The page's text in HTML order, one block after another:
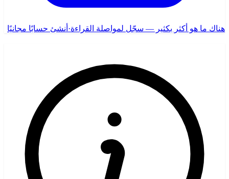
هناك ما هو أكثر بكثير — سجّل لمواصلة القراءة· أنشئ حسابًا مجانيًا